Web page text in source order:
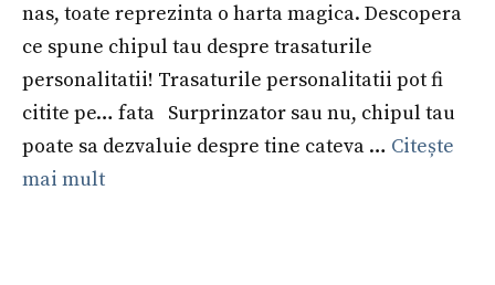
nas, toate reprezinta o harta magica. Descopera
ce spune chipul tau despre trasaturile
personalitatii! Trasaturile personalitatii pot fi
citite pe… fata Surprinzator sau nu, chipul tau
poate sa dezvaluie despre tine cateva … Citește
mai mult